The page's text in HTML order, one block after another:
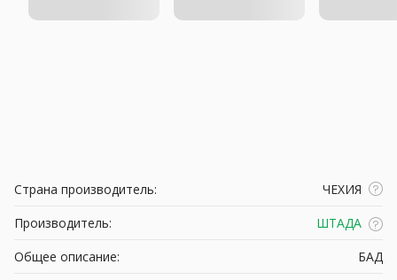
Страна производитель:
ЧЕХИЯ
Производитель:
ШТАДА
Общее описание:
БАД